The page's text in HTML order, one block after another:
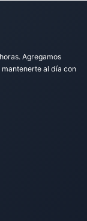
Agregamos
al día con